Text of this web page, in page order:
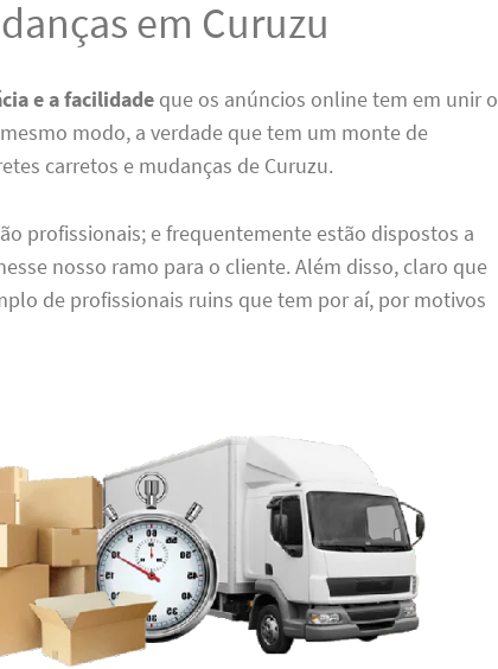
em Curuzu
e a facilidade que os anúncios online tem em unir o
modo, a verdade que tem um monte de
carretos e mudanças de Curuzu.
profissionais; e frequentemente estão dispostos a
nosso ramo para o cliente. Além disso, claro que
de profissionais ruins que tem por aí, por motivos